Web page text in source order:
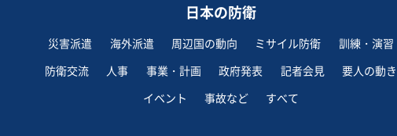
日本の防衛
災害派遣 海外派遣 周辺国の動向 ミサイル防衛
訓練・演習
防衛交流
人事 事業・計画 政府発表 記者会見
要人の動き
イベント
事故など すべて